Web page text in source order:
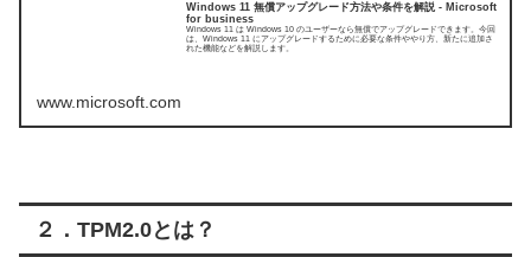
Windows 11 無償アップグレード方法や条件を解説 - Microsoft
for business
Windows 11 は Windows 10 のユーザーなら無償でアップグレードできます。​​​​​​​今回
は、Windows 11 にアップグレードするために必要な条件ややり方、新たに追加さ
れた機能などを解説します。
www.microsoft.com
２．TPM2.0とは？